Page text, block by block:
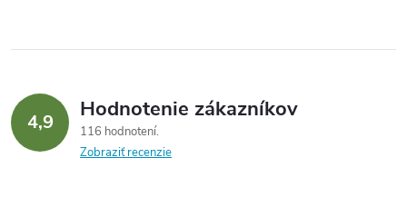
4,9 Hodnotenie zákazníkov
116 hodnotení
Zobraziť recenzie